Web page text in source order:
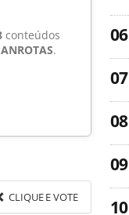
conteúdos
.
CLIQUE E VOTE